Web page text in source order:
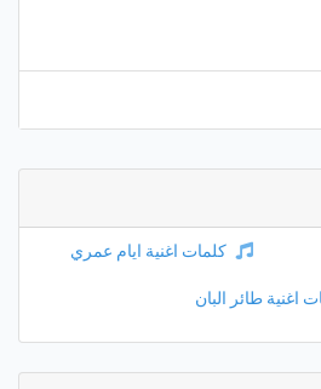
كلمات اغنية ايام عمري
اغنية طائر البان